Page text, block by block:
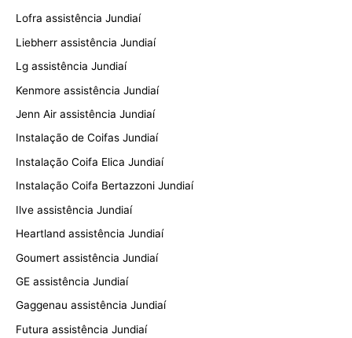
Lofra assistência Jundiaí
Liebherr assistência Jundiaí
Lg assistência Jundiaí
Kenmore assistência Jundiaí
Jenn Air assistência Jundiaí
Instalação de Coifas Jundiaí
Instalação Coifa Elica Jundiaí
Instalação Coifa Bertazzoni Jundiaí
Ilve assistência Jundiaí
Heartland assistência Jundiaí
Goumert assistência Jundiaí
GE assistência Jundiaí
Gaggenau assistência Jundiaí
Futura assistência Jundiaí